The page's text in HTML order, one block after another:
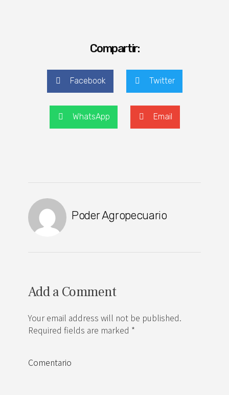
Compartir:
Facebook Twitter
WhatsApp Email
Poder Agropecuario
Add a Comment
Your email address will not be published.
Required fields are marked *
Comentario